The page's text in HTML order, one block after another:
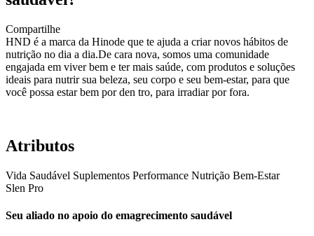
Compartilhe
HND é a marca da Hinode que te ajuda a criar novos hábitos de
nutrição no dia a dia.De cara nova, somos uma comunidade
engajada em viver bem e ter mais saúde, com produtos e soluções
ideais para nutrir sua beleza, seu corpo e seu bem-estar, para que
você possa estar bem por den tro, para irradiar por fora.
Atributos
Vida Saudável Suplementos Performance Nutrição Bem-Estar
Slen Pro
Seu aliado no apoio do emagrecimento saudável